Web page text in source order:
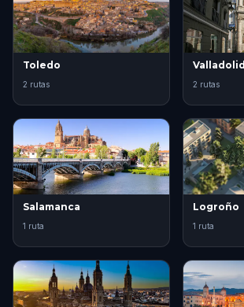
Toledo
2 rutas
Valladolid
2 rutas
Salamanca
1 ruta
Logroño
1 ruta